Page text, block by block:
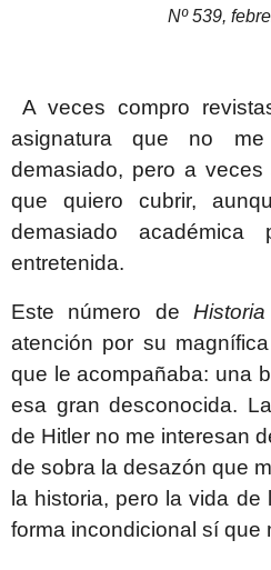
Nº 539,
A veces compro
asignatura que no
demasiado, pero a
que quiero cubrir,
demasiado
entretenida.
Este número de
atención por su
que le acompañaba: una
esa gran desconocida.
de Hitler no me interesan
de sobra la desazón que
la historia, pero la vida
forma incondicional sí que